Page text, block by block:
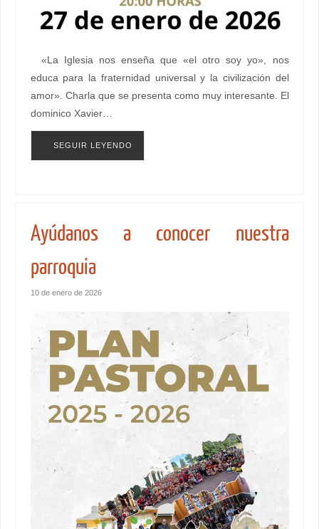
«La Iglesia nos enseña que «el otro soy yo», nos
educa para la fraternidad universal y la civilización del
amor». Charla que se presenta como muy interesante. El
dominico Xavier…
SEGUIR LEYENDO
Ayúdanos a conocer nuestra
parroquia
10 de enero de 2026